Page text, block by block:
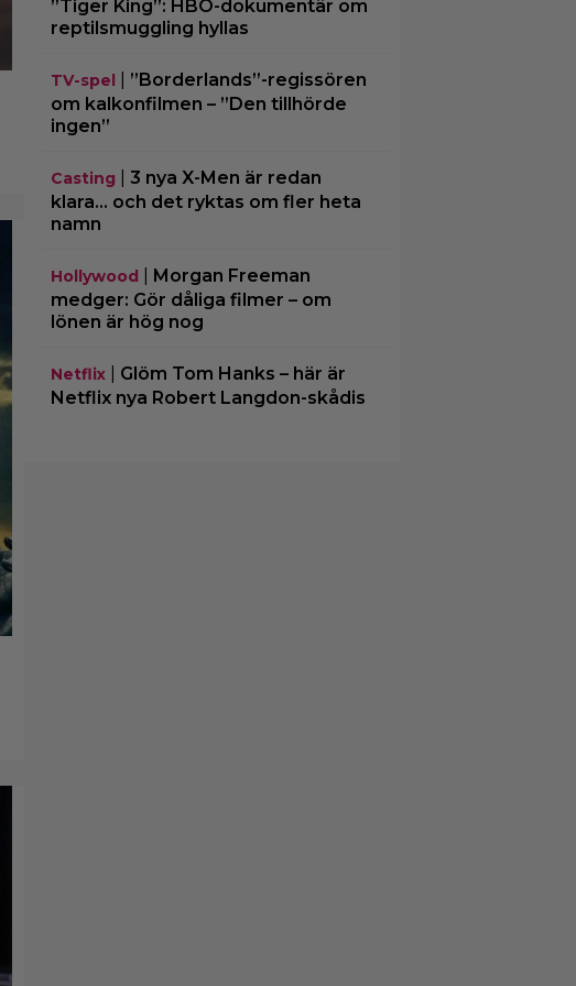
”Tiger King”: HBO-dokumentär om
reptilsmuggling hyllas
TV-spel
”Borderlands”-regissören
om kalkonfilmen – ”Den tillhörde
ingen”
Casting
3 nya X-Men är redan
klara… och det ryktas om fler heta
namn
Hollywood
Morgan Freeman
medger: Gör dåliga filmer – om
lönen är hög nog
Netflix| Glöm Tom Hanks – här är
Netflix nya Robert Langdon-skådis